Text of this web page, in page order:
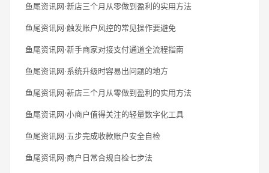
鱼尾资讯网·新店三个月从零做到盈利的实用方法
鱼尾资讯网·触发账户风控的常见操作要避免
鱼尾资讯网·新手商家对接支付通道全流程指南
鱼尾资讯网·系统升级时容易出问题的地方
鱼尾资讯网·新店三个月从零做到盈利的实用方法
鱼尾资讯网·小商户值得关注的轻量数字化工具
鱼尾资讯网·五步完成收款账户安全自检
鱼尾资讯网·商户日常合规自检七步法